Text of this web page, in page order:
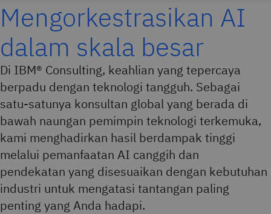
Mengorkestrasikan AI
dalam skala besar
Di IBM® Consulting, keahlian yang tepercaya
berpadu dengan teknologi tangguh. Sebagai
satu-satunya konsultan global yang berada di
bawah naungan pemimpin teknologi terkemuka,
kami menghadirkan hasil berdampak tinggi
melalui pemanfaatan AI canggih dan
pendekatan yang disesuaikan dengan kebutuhan
industri untuk mengatasi tantangan paling
penting yang Anda hadapi.